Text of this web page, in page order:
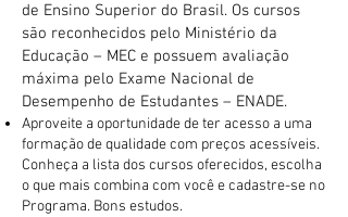
de Ensino Superior do Brasil. Os cursos
são reconhecidos pelo Ministério da
Educação – MEC e possuem avaliação
máxima pelo Exame Nacional de
Desempenho de Estudantes – ENADE.
Aproveite a oportunidade de ter acesso a uma
formação de qualidade com preços acessíveis.
Conheça a lista dos cursos oferecidos, escolha
o que mais combina com você e cadastre-se no
Programa. Bons estudos.